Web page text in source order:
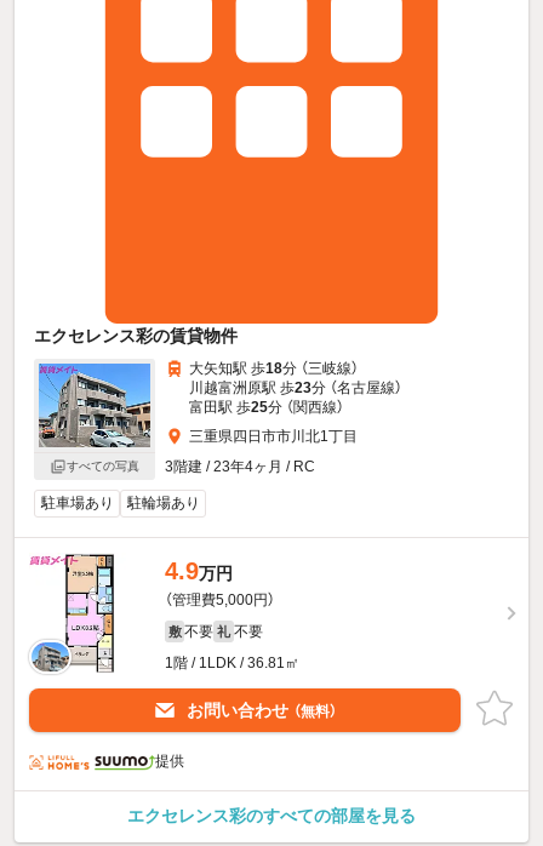
エクセレンス彩の賃貸物件
すべての写真
大矢知駅 歩18分 （三岐線）
川越富洲原駅 歩23分 （名古屋線）
富田駅 歩25分 （関西線）
三重県四日市市川北1丁目
3階建 / 23年4ヶ月 / RC
駐車場あり 駐輪場あり
4.9万円
（管理費5,000円）
敷 不要 礼 不要
1階 / 1LDK / 36.81㎡
お問い合わせ （無料）
提供
エクセレンス彩のすべての部屋を見る